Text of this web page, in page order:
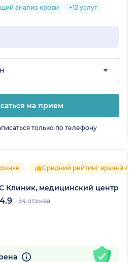
анализ крови +12 услуг
на прием
только по телефону
Средний рейтинг врачей 4.9
Клиник, медицинский центр
4.9 54 отзыва